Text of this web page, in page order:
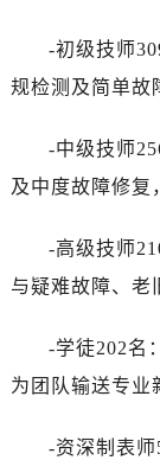
-初级技师
规检测及简单故
-中级技师
及中度故障修复
-高级技师
与疑难故障、老
-学徒202名
为团队输送专业
-资深制表师